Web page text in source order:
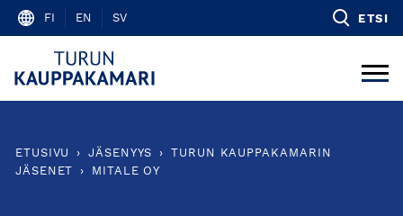
Skip
content
FI EN SV ETSI
ETUSIVU › JÄSENYYS ›
TURUN KAUPPAKAMARIN
JÄSENET
› MITALE OY